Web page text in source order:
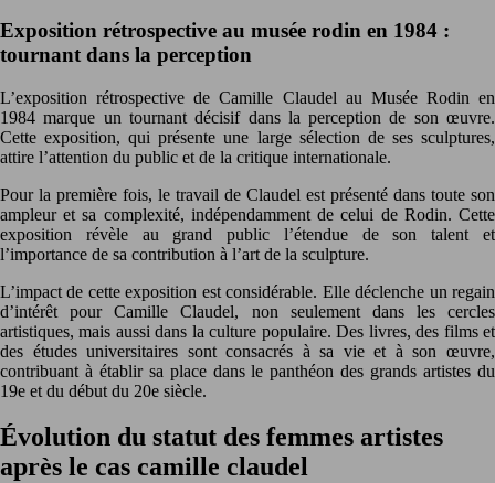
Exposition rétrospective au musée rodin en 1984 :
tournant dans la perception
L’exposition rétrospective de Camille Claudel au Musée Rodin en
1984 marque un tournant décisif dans la perception de son œuvre.
Cette exposition, qui présente une large sélection de ses sculptures,
attire l’attention du public et de la critique internationale.
Pour la première fois, le travail de Claudel est présenté dans toute son
ampleur et sa complexité, indépendamment de celui de Rodin. Cette
exposition révèle au grand public l’étendue de son talent et
l’importance de sa contribution à l’art de la sculpture.
L’impact de cette exposition est considérable. Elle déclenche un regain
d’intérêt pour Camille Claudel, non seulement dans les cercles
artistiques, mais aussi dans la culture populaire. Des livres, des films et
des études universitaires sont consacrés à sa vie et à son œuvre,
contribuant à établir sa place dans le panthéon des grands artistes du
19e et du début du 20e siècle.
Évolution du statut des femmes artistes
après le cas camille claudel